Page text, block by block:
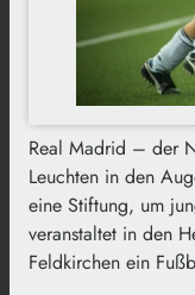
Real Madrid – der
Leuchten in den
eine Stiftung, um
veranstaltet in den
Feldkirchen ein